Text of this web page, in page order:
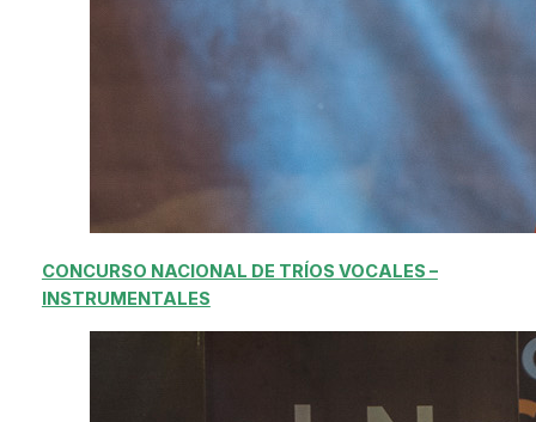
CONCURSO NACIONAL DE TRÍOS VOCALES –
INSTRUMENTALES